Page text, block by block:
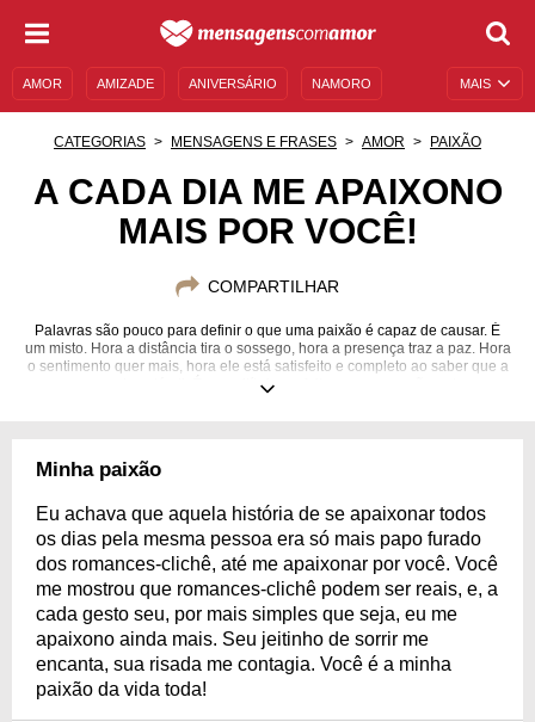
MAIS
AMOR AMIZADE ANIVERSÁRIO NAMORO
MENSAGENS E FRASES MENSAGENS DE ANIVERSÁRIO
CATEGORIAS MENSAGENS E FRASES AMOR PAIXÃO
A CADA DIA ME APAIXONO
MAIS POR VOCÊ!
COMPARTILHAR
Palavras são pouco para definir o que uma paixão é capaz de causar. É
um misto. Hora a distância tira o sossego, hora a presença traz a paz. Hora
o sentimento quer mais, hora ele está satisfeito e completo ao saber que a
pessoa amada está ali. É o equilíbrio perfeito para o coração entregue.
Minha paixão
Eu achava que aquela história de se apaixonar todos
os dias pela mesma pessoa era só mais papo furado
dos romances-clichê, até me apaixonar por você. Você
me mostrou que romances-clichê podem ser reais, e, a
cada gesto seu, por mais simples que seja, eu me
apaixono ainda mais. Seu jeitinho de sorrir me
encanta, sua risada me contagia. Você é a minha
paixão da vida toda!